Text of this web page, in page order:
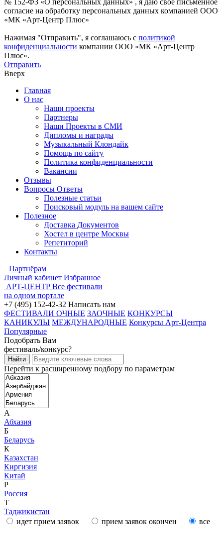
№ 152-ФЗ «О персональных данных» , я даю свое письменное
согласие на обработку персональных данных компанией ООО
«МК «Арт-Центр Плюс»
Нажимая "Отправить", я соглашаюсь с политикой
конфиденциальности компании ООО «МК «Арт-Центр
Плюс».
Отправить
Вверх
Главная
О нас
Наши проекты
Партнеры
Наши Проекты в СМИ
Дипломы и награды
Музыкальный Клондайк
Помощь по сайту
Политика конфиденциальности
Вакансии
Отзывы
Вопросы Ответы
Полезные статьи
Поисковый модуль на вашем сайте
Полезное
Доставка Документов
Хостел в центре Москвы
Репетиторий
Контакты
Партнёрам
Личный кабинет Избранное
АРТ-ЦЕНТР Все фестивали
на одном портале
+7 (495) 152-42-32 Написать нам
ФЕСТИВАЛИ ОЧНЫЕ ЗАОЧНЫЕ КОНКУРСЫ
КАНИКУЛЫ МЕЖДУНАРОДНЫЕ Конкурсы Арт-Центра
Популярные
Подобрать Вам
фестиваль/конкурс?
Перейти к расширенному подбору по параметрам
А
Абхазия
Б
Беларусь
К
Казахстан
Киргизия
Китай
Р
Россия
Т
Таджикистан
идет прием заявок
прием заявок окончен все